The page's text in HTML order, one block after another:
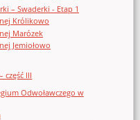
– Swaderki - Etap 1
Królikowo
Marózek
Jemiołowo
część III
Odwoławczego w